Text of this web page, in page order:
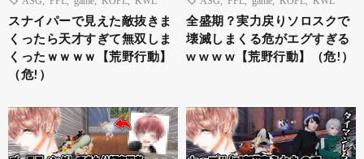
スナイパーで見えた敵抜きま
くったら天才すぎて無双しま
くったｗｗｗｗ【荒野行動】
（危!）
全盛期？実力戻りソロスクで
壊滅しまくる危がエグすぎる
w w w w【荒野行動】（危!）